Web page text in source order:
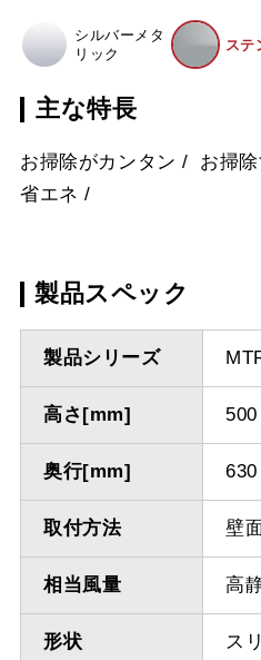
シルバーメタ
リック
ステ
主な特長
お掃除がカンタン
お掃
省エネ
製品スペック
製品シリーズ
高さ[mm] 500
奥行[mm] 630
取付方法 壁
相当風量 高
形状 ス